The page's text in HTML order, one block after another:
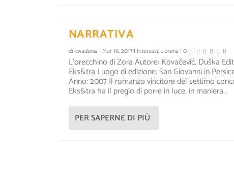
NARRATIVA
di kwadunia | Mar 16, 2017| Interessi, Libreria | 0 |
L’orecchino di Zora Autore: Kovačević, Duška
Eks&tra Luogo di edizione: San Giovanni in
Anno: 2007 Il romanzo vincitore del settimo
Eks&tra ha il pregio di porre in luce, in maniera...
PER SAPERNE DI PIÙ